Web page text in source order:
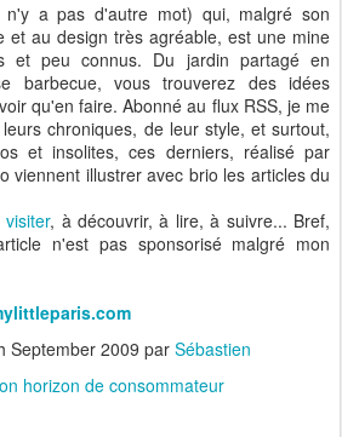
n'y a pas d'autre mot) qui, malgré son
et au design très agréable, est une mine
et peu connus. Du jardin partagé en
barbecue, vous trouverez des idées
qu'en faire. Abonné au flux RSS, je me
chroniques, de leur style, et surtout,
et insolites, ces derniers, réalisé par
viennent illustrer avec brio les articles du
, à découvrir, à lire, à suivre... Bref,
n'est pas sponsorisé malgré mon
September 2009 par Sébastien
horizon de consommateur